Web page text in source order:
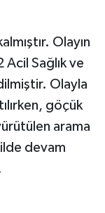
Olayın
Acil Sağlık ve
Olayla
göçük
arama
devam